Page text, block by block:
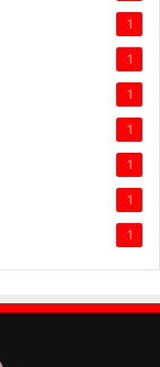
1
1
1
1
1
1
1